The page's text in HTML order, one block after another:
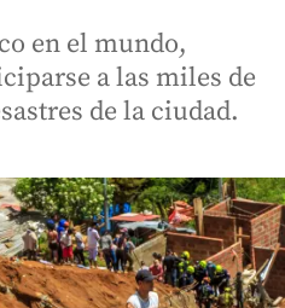
en el mundo,
a las miles de
de la ciudad.